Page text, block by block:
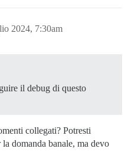
2024, 7:30am
il debug di questo
collegati? Potresti
domanda banale, ma devo